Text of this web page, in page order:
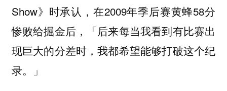
Show》时承认，在2009年季后赛黄蜂58分
惨败给掘金后，「后来每当我看到有比赛出
现巨大的分差时，我都希望能够打破这个纪
录。」